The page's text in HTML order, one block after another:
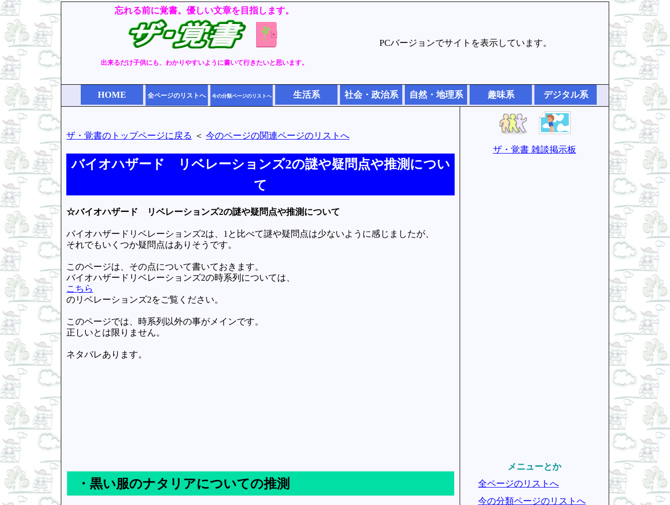
忘れる前に覚書。優しい文章を目指します。
出来るだけ子供にも、わかりやすいように書いて行きたいと思います。
PCバージョンでサイトを表示しています。
HOME 全ページのリストへ 今の分類ページのリストへ 生活系 社会・政治系 自然・地理系 趣味系 デジタル系
ザ・覚書のトップページに戻る ＜ 今のページの関連ページのリストへ
バイオハザード リベレーションズ2の謎や疑問点や推測につい
て
☆バイオハザード リベレーションズ2の謎や疑問点や推測について
バイオハザードリベレーションズ2は、1と比べて謎や疑問点は少ないように感じましたが、
それでもいくつか疑問点はありそうです。
このページは、その点について書いておきます。
バイオハザードリベレーションズ2の時系列については、
こちら
のリベレーションズ2をご覧ください。
このページでは、時系列以外の事がメインです。
正しいとは限りません。
ネタバレあります。
・黒い服のナタリアについての推測
ザ・覚書 雑談掲示板
メニューとか
全ページのリストへ
今の分類ページのリストへ